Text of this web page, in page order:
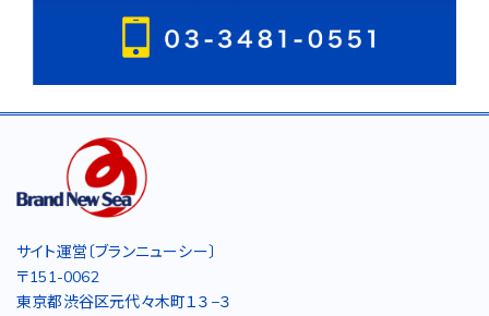
サイト運営〔ブランニューシー〕
〒151-0062
東京都渋谷区元代々木町１３−３